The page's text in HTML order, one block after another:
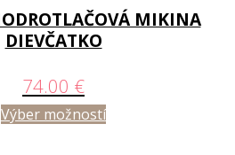
MIKINA
DIEVČATKO
74.00 €
Výber možností